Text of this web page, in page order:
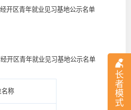
长
者
模
式
开区青年就业见习基地公示名单
开区青年就业见习基地公示名单
名称